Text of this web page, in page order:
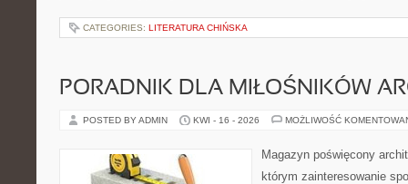
CATEGORIES: LITERATURA CHIŃSKA
PORADNIK DLA MIŁOŚNIKÓW
POSTED BY ADMIN KWI - 16 - 2026 MOŻLIWOŚĆ
Magazyn poświęcony
którym zainteresowanie